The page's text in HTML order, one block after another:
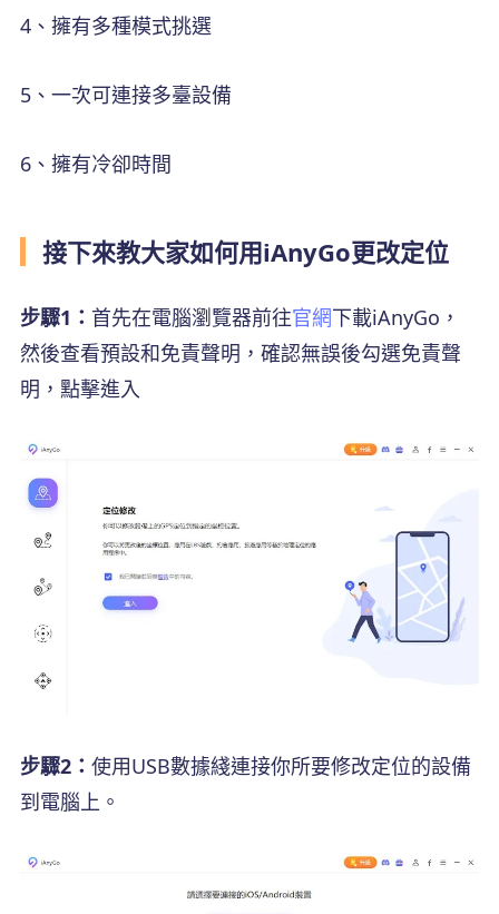
4、擁有多種模式挑選
5、一次可連接多臺設備
6、擁有冷卻時間
接下來教大家如何用iAnyGo更改定位
步驟1： 首先在電腦瀏覽器前往官網下載iAnyGo，
然後查看預設和免責聲明，確認無誤後勾選免責聲
明，點擊進入
步驟2： 使用USB數據綫連接你所要修改定位的設備
到電腦上。